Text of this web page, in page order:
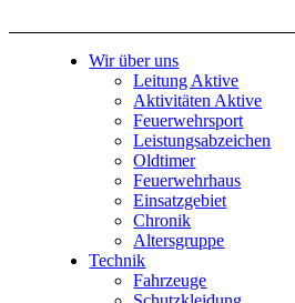
Wir über uns
Leitung Aktive
Aktivitäten Aktive
Feuerwehrsport
Leistungsabzeichen
Oldtimer
Feuerwehrhaus
Einsatzgebiet
Chronik
Altersgruppe
Technik
Fahrzeuge